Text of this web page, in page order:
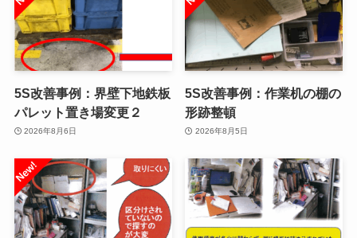
5S改善事例：界壁下地鉄板
パレット置き場変更２
2026年8月6日
5S改善事例：作業机の棚の
形跡整頓
2026年8月5日